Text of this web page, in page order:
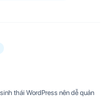
thái WordPress nên dễ quản